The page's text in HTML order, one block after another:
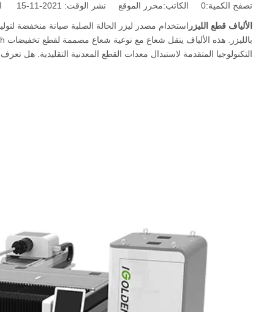
تصفح الكمية:0 الكاتب:محرر الموقع نشر الوقت: 2021-11-15 المنشأ:
الألياف قطع الليزر استخدام مصدر ليزر الحالة الصلبة صيانة منخفضة
التكنولوجيا المتقدمة لاستبدال معدات القطع المعدنية التقليدية. هل